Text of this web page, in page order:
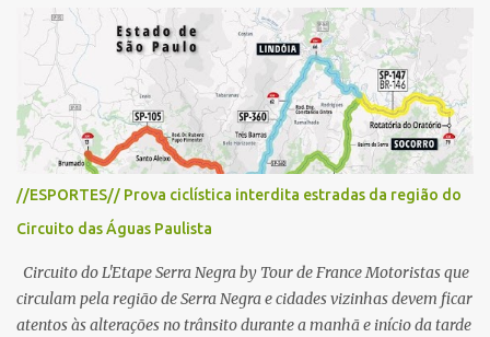
i
o
s
//ESPORTES// Prova ciclística interdita estradas da região do
Circuito das Águas Paulista
Circuito do L'Etape Serra Negra by Tour de France Motoristas que
circulam pela região de Serra Negra e cidades vizinhas devem ficar
atentos às alterações no trânsito durante a manhã e início da tarde